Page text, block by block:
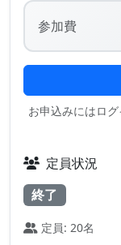
参加費
お申込みにはロ
定員状況
終了
定員: 20名